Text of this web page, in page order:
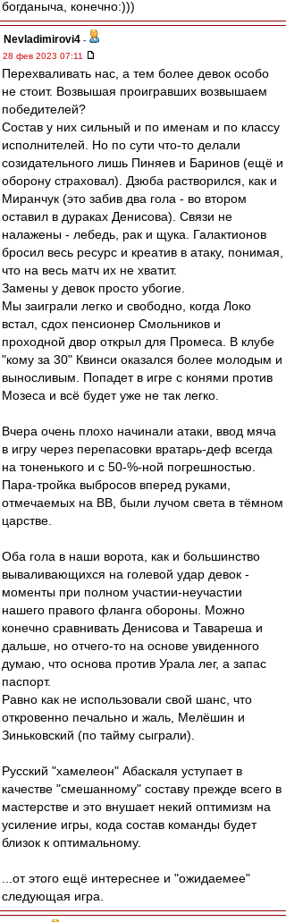
богданыча, конечно:)))
Nevladimirovi4 -
28 фев 2023 07:11
Перехваливать нас, а тем более девок особо
не стоит. Возвышая проигравших возвышаем
победителей?
Состав у них сильный и по именам и по классу
исполнителей. Но по сути что-то делали
созидательного лишь Пиняев и Баринов (ещё и
оборону страховал). Дзюба растворился, как и
Миранчук (это забив два гола - во втором
оставил в дураках Денисова). Связи не
налажены - лебедь, рак и щука. Галактионов
бросил весь ресурс и креатив в атаку, понимая,
что на весь матч их не хватит.
Замены у девок просто убогие.
Мы заиграли легко и свободно, когда Локо
встал, сдох пенсионер Смольников и
проходной двор открыл для Промеса. В клубе
"кому за 30" Квинси оказался более молодым и
выносливым. Попадет в игре с конями против
Мозеса и всё будет уже не так легко.
Вчера очень плохо начинали атаки, ввод мяча
в игру через перепасовки вратарь-деф всегда
на тоненького и с 50-%-ной погрешностью.
Пара-тройка выбросов вперед руками,
отмечаемых на ВВ, были лучом света в тёмном
царстве.
Оба гола в наши ворота, как и большинство
вываливающихся на голевой удар девок -
моменты при полном участии-неучастии
нашего правого фланга обороны. Можно
конечно сравнивать Денисова и Тавареша и
дальше, но отчего-то на основе увиденного
думаю, что основа против Урала лег, а запас
паспорт.
Равно как не использовали свой шанс, что
откровенно печально и жаль, Мелёшин и
Зиньковский (по тайму сыграли).
Русский "хамелеон" Абаскаля уступает в
качестве "смешанному" составу прежде всего в
мастерстве и это внушает некий оптимизм на
усиление игры, кода состав команды будет
близок к оптимальному.
...от этого ещё интереснее и "ожидаемее"
следующая игра.